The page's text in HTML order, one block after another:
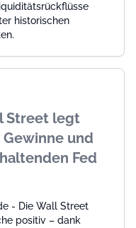
historischen
Street legt
und
Fed
- Die Wall Street
positiv – dank